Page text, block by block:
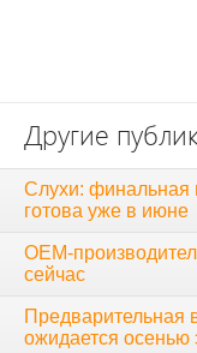
Другие
Слухи: финальная
готова уже в июне
OEM-
сейчас
Предварительная
ожидается осенью